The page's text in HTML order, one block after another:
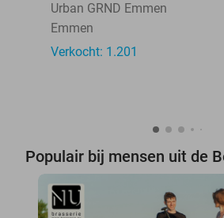
Urban GRND Emmen
Emmen
Verkocht: 1.201
Populair bij mensen uit de